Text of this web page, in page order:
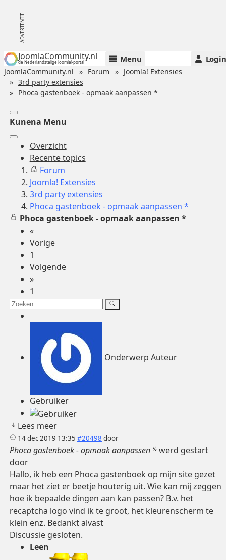
JoomlaCommunity.nl
de Nederlandstalige Joomla!-portal Menu Login
JoomlaCommunity.nl Forum
Joomla! Extensies
3rd party extensies
Phoca gastenboek - opmaak aanpassen *
Kunena Menu
Overzicht
Recente topics
Forum
Joomla! Extensies
3rd party extensies
Phoca gastenboek - opmaak aanpassen *
Phoca gastenboek - opmaak aanpassen *
«
Vorige
1
Volgende
»
1
Onderwerp Auteur
Gebruiker
Lees meer
14 dec 2019 13:35 #20498 door
Phoca gastenboek - opmaak aanpassen *werd gestart
door
Hallo, ik heb een Phoca gastenboek op mijn site gezet
maar het ziet er beetje houterig uit. Wie kan mij zeggen
hoe ik bepaalde dingen aan kan passen? B.v. het
recaptcha logo vind ik te groot, het kleurenscherm te
klein enz. Bedankt alvast
Discussie gesloten.
Leen